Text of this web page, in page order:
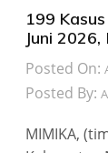
199
Juni
Posted On:
Posted By:
MIMIKA,